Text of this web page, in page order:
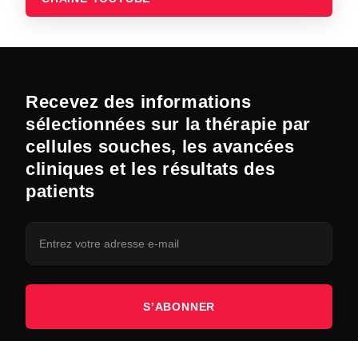
Recevez des informations
sélectionnées sur la thérapie par
cellules souches, les avancées
cliniques et les résultats des
patients
S’ABONNER